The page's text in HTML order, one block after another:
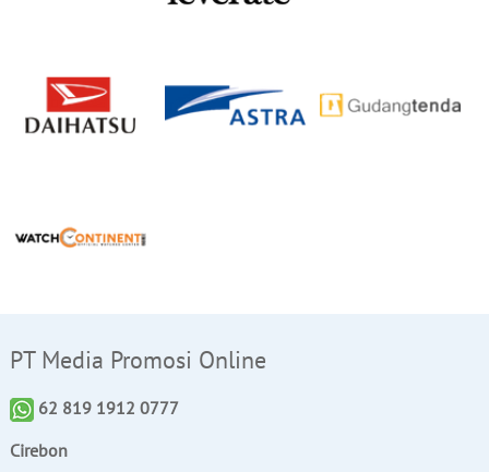
PT Media Promosi Online
62 819 1912 0777
Cirebon